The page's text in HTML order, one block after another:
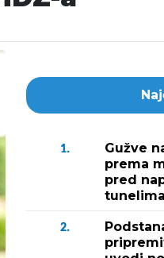
1.
Gužve
prema
pred
2.